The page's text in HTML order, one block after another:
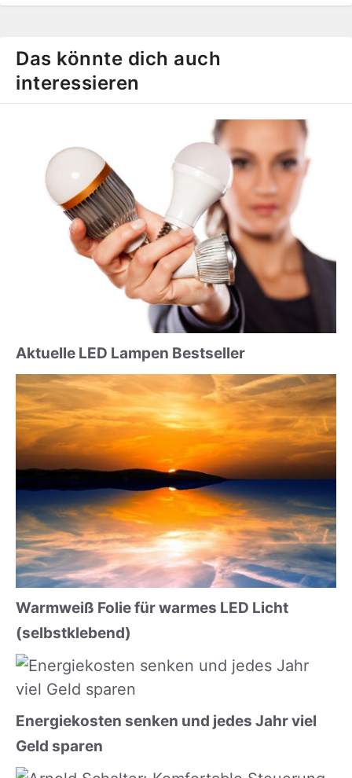
Das könnte dich auch
interessieren
Aktuelle LED Lampen Bestseller
Warmweiß Folie für warmes LED Licht
(selbstklebend)
Energiekosten senken und jedes Jahr viel
Geld sparen